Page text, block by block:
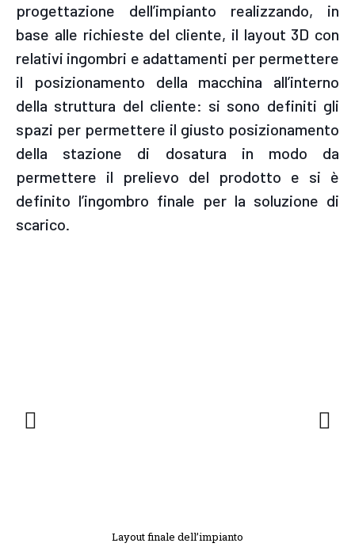
progettazione dell’impianto realizzando, in
base alle richieste del cliente, il layout 3D con
relativi ingombri e adattamenti per permettere
il posizionamento della macchina all’interno
della struttura del cliente: si sono definiti gli
spazi per permettere il giusto posizionamento
della stazione di dosatura in modo da
permettere il prelievo del prodotto e si è
definito l’ingombro finale per la soluzione di
scarico.
Layout finale dell’impianto